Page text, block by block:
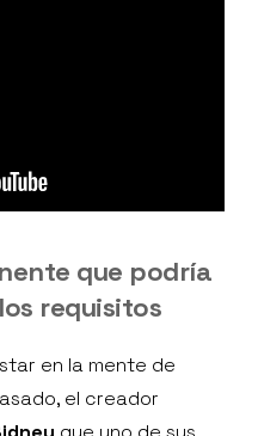
que podría
requisitos
en la mente de
el creador